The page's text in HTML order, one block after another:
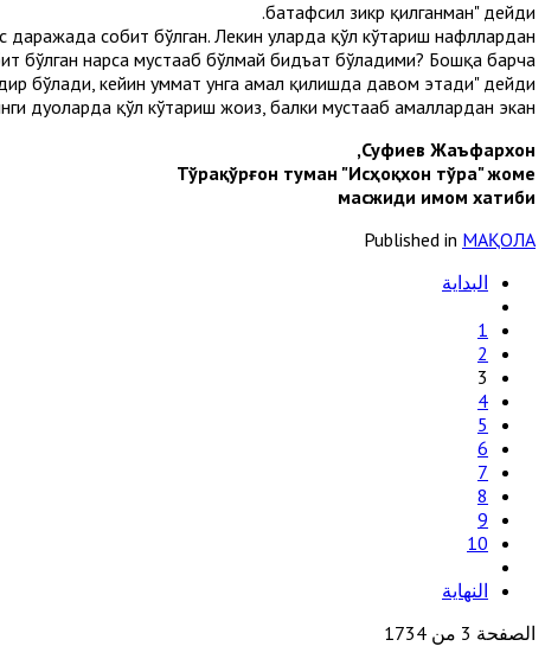
батафсил зикр қилганман" дейди.
собит бўлган. Лекин уларда қўл кўтариш нафллардан
бўлган нарса мустаҳаб бўлмай бидъат бўладими? Бошқа барча
бўлади, кейин уммат унга амал қилишда давом этади" дейди.
дуоларда қўл кўтариш жоиз, балки мустаҳаб амаллардан экан.
Суфиев Жаъфархон,
Тўрақўрғон туман "Исҳоқхон тўра" жоме
масжиди имом хатиби
Published in МАҚОЛА
البداية
1
2
3
4
5
6
7
8
9
10
النهاية
الصفحة 3 من 1734